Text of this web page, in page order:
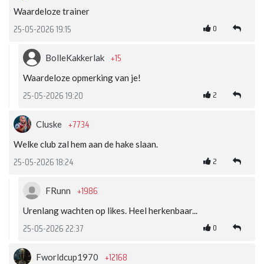
Waardeloze trainer
25-05-2026 19:15 0
BolleKakkerlak +15
Waardeloze opmerking van je!
25-05-2026 19:20 2
Cluske +7734
Welke club zal hem aan de hake slaan.
25-05-2026 18:24 2
FRunn +1986
Urenlang wachten op likes. Heel herkenbaar...
25-05-2026 22:37 0
Fworldcup1970 +12168